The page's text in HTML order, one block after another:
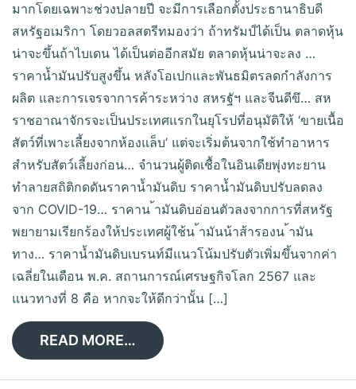
มากโดยเฉพาะช่วงปลายปี จะมีการเลือกตั้งประธานาธิบดี
สหรัฐอเมริกา โดยวอลสตรีทมองว่า ถ้าทรัมป์ได้เป็น ตลาดหุ้น
น่าจะขึ้นถ้าไบเดน ได้เป็นต่ออีกสมัย ตลาดหุ้นน่าจะลง …
ราคาน้ำมันปรับสูงขึ้น หลังโอเปกและพันธมิตรลดกำลังการ
ผลิต และการเจรจาการค้าระหว่าง สหรฐัฯ และจีนดีขึ… สห
ราชอาณาจักรจะเป็นประเทศแรกในยุโรปที่อนุมัติให้ ‘ขายเนื้อ
สัตว์ที่เพาะเลี้ยงจากห้องแล็บ’ แต่จะเริ่มต้นจากใช้ทำอาหาร
สำหรับสัตว์เลี้ยงก่อน… จำนวนผู้ติดเชื้อในอินเดียพุ่งทะยาน
ทำลายสถิติกดดันราคาน้ำมันดิบ ราคาน้ำมันดิบปรับลดลง
จาก COVID-19… ราคาน ้ามันดิบอ่อนตัวลงจากการที่สหรัฐ
พยายามเรียกร้องให้ประเทศผู้ใช้น ้ามันน้าส้ารองน ้ามัน
ทาง… ราคาน้ำมันดิบเบรนท์มีแนวโน้มปรับตัวเพิ่มขึ้นจากค่า
เฉลี่ยในเดือน พ.ค. สถานการณ์เศรษฐกิจโลก 2567 และ
แนวทางที่ 8 คือ หากจะให้ดีกว่านั้น […]
READ MORE…